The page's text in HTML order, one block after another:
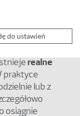
składnikiem
realne
praktyce
lub z
osiągnie
do ustawień